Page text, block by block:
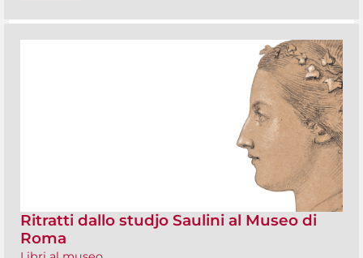
Ritratti dallo studjo Saulini al Museo di
Roma